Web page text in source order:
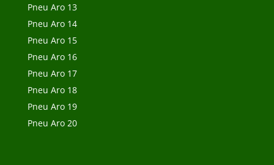
Pneu Aro 13
Pneu Aro 14
Pneu Aro 15
Pneu Aro 16
Pneu Aro 17
Pneu Aro 18
Pneu Aro 19
Pneu Aro 20